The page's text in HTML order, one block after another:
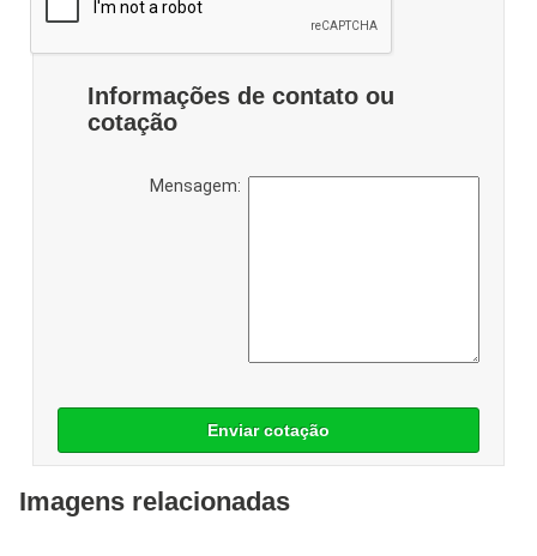
Informações de contato ou
cotação
Mensagem:
Enviar cotação
Imagens relacionadas